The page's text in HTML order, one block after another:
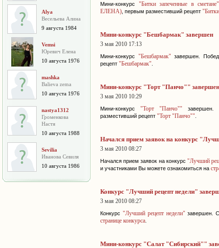
Alya
Весельева Алина
9 августа 1984
Vemsi
Юревич Елена
10 августа 1976
mashka
Balieva zema
10 августа 1976
nastya1312
Громенкова
Настя
10 августа 1988
Sevilia
Иванова Севиля
10 августа 1986
Мини-конкурс "Битки запеченные в сметане"
ЕЛЕНА) , первым разместивший рецепт
Мини-конкурс "Бешбармак" завершен
3 мая 2010 17:13
Мини-конкурс "Бешбармак" завершен.
рецепт "Бешбармак"
Мини-конкурс "Торт "Панчо"" завершен
3 мая 2010 10:29
Мини-конкурс"Торт "Панчо""
завершен.
разместивший рецепт "Торт "Панчо""
Начался прием заявок на конкурс
3 мая 2010 08:27
Начался прием заявок на конкурс"Лучший
и участниками Вы можете ознакомиться на
Конкурс "Лучший рецепт недели"
3 мая 2010 08:27
Конкурс "Лучший рецепт недели" завершен.
странице конкурса
Мини-конкурс "Салат "Сибирский""